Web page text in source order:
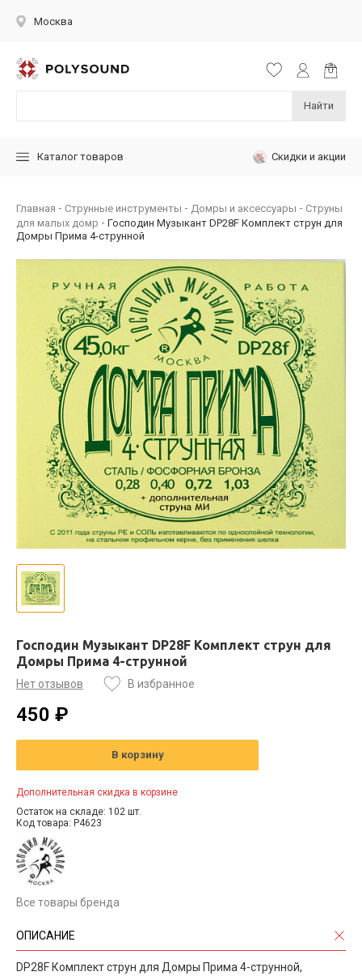
Москва
Найти
Каталог товаров Скидки и акции
Главная Струнные инструменты Домры и аксессуары
Струны
для малых домр
Господин Музыкант DP28F Комплект струн для
Домры Прима 4-струнной
Господин Музыкант DP28F Комплект струн для
Домры Прима 4-струнной
Нет отзывов В избранное
450 ₽
В корзину
Дополнительная скидка в корзине
Остаток на складе: 102 шт.
Код товара: P4623
Все товары бренда
ОПИСАНИЕ
DP28F Комплект струн для Домры Прима 4-струнной,